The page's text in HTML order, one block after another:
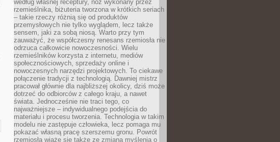
według własnej receptury, nóż wykonany przez
rzemieślnika, biżuteria tworzona w krótkich seriach
– takie rzeczy różnią się od produktów
przemysłowych nie tylko wyglądem, lecz także
sensem, jaki za sobą niosą. Warto przy tym
zauważyć, że współczesny renesans rzemiosła nie
odrzuca całkowicie nowoczesności. Wielu
rzemieślników korzysta z internetu, mediów
społecznościowych, sprzedaży online i
nowoczesnych narzędzi projektowych. To ciekawe
połączenie tradycji z technologią. Dawniej mistrz
pracował głównie dla najbliższej okolicy, dziś może
dotrzeć do odbiorców z całego kraju, a nawet
świata. Jednocześnie nie traci tego, co
najważniejsze – indywidualnego podejścia do
materiału i procesu tworzenia. Technologia w takim
modelu nie zastępuje człowieka, lecz pomaga mu
pokazać własną pracę szerszemu gronu. Powrót
rzemiosła wiąże się także ze zmianą myślenia o